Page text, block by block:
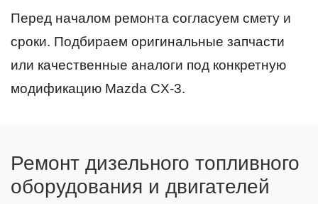
Перед началом ремонта согласуем смету и
сроки. Подбираем оригинальные запчасти
или качественные аналоги под конкретную
модификацию Mazda CX-3.
Ремонт дизельного топливного
оборудования и двигателей